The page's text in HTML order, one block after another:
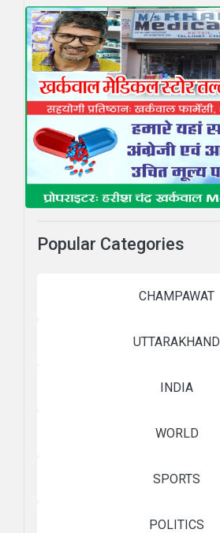
Popular Categories
CHAMPAWAT
UTTARAKHAND
INDIA
WORLD
SPORTS
POLITICS